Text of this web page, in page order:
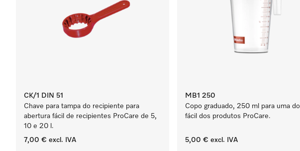
CK/1 DIN 51
Chave para tampa do recipiente para
abertura fácil de recipientes ProCare de 5,
10 e 20 l.
7,00 € excl. IVA
MB1 250
Copo graduado, 250 ml para uma
fácil dos produtos ProCare.
5,00 € excl. IVA